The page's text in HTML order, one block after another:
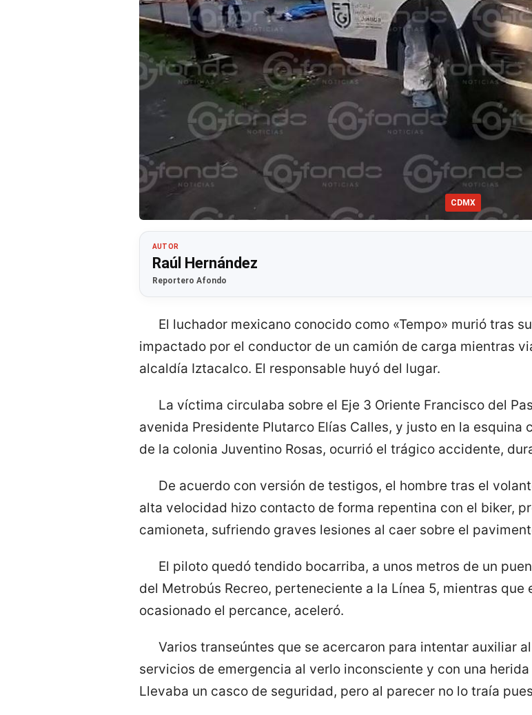
CDMX
AUTOR
Raúl Hernández
Reportero Afondo
El luchador mexicano conocido como «Tempo» murió tras
impactado por el conductor de un camión de carga mientras
alcaldía Iztacalco. El responsable huyó del lugar.
La víctima circulaba sobre el Eje 3 Oriente Francisco del
avenida Presidente Plutarco Elías Calles, y justo en la esquina
de la colonia Juventino Rosas, ocurrió el trágico accidente,
De acuerdo con versión de testigos, el hombre tras el
alta velocidad hizo contacto de forma repentina con el biker,
camioneta, sufriendo graves lesiones al caer sobre el
El piloto quedó tendido bocarriba, a unos metros de un
del Metrobús Recreo, perteneciente a la Línea 5, mientras
ocasionado el percance, aceleró.
Varios transeúntes que se acercaron para intentar auxiliar
servicios de emergencia al verlo inconsciente y con una
Llevaba un casco de seguridad, pero al parecer no lo traía